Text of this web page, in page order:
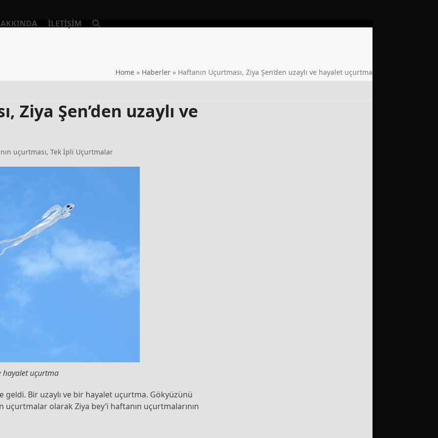
İLETIŞIM
Home » Haberler » Haftanın Uçurtması, Ziya Şen’den uzaylı ve hayalet uçurtma
Ziya Şen’den uzaylı ve
uçurtması, Tek İpli Uçurtmalar
hayalet uçurtma
Bir uzaylı ve bir hayalet uçurtma. Gökyüzünü
olarak Ziya bey’i haftanın uçurtmalarının